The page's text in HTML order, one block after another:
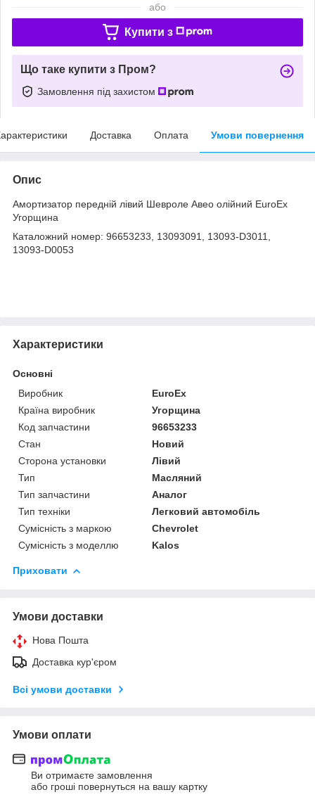
або
Купити з
Що таке купити з Пром?
Замовлення під захистом
Доставка Оплата Умови повернення
Опис
Амортизатор передній лівий Шевроле Авео олійний EuroEx
Угорщина
Каталожний номер: 96653233, 13093091, 13093-D3011,
13093-D0053
Характеристики
Основні
Виробник
EuroEx
Країна виробник
Угорщина
Код запчастини
96653233
Стан
Новий
Сторона установки
Лівий
Тип
Масляний
Тип запчастини
Аналог
Тип техніки
Легковий автомобіль
Сумісність з маркою
Chevrolet
Сумісність з моделлю
Kalos
Приховати
Умови доставки
Нова Пошта
Доставка кур'єром
Всі умови доставки
Умови оплати
Ви отримаєте замовлення
або гроші повернуться на вашу картку